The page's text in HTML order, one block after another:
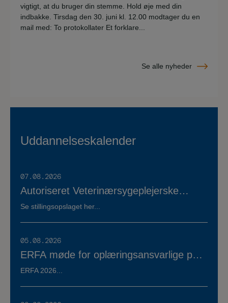
vigtigt, at du bruger din stemme. Hold øje med din
indbakke. Tirsdag den 30. juni kl. 12.00 modtager du en
mail med: To protokollater Et forklare...
Se alle nyheder
Uddannelseskalender
07.08.2026
Autoriseret Veterinærsygeplejerske
søges til fuldtidsstilling hos Vestermose
Se stillingsopslaget her...
05.08.2026
ERFA møde for oplæringsansvarlige på
veterinærsygeplejerske uddannelsen
ERFA 2026...